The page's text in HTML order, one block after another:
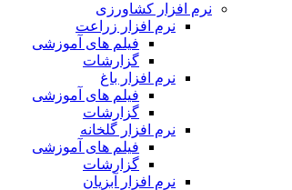
نرم افزار کشاورزی
نرم افزار زراعت
فیلم های آموزشی
گزارشات
نرم افزار باغ
فیلم های آموزشی
گزارشات
نرم افزار گلخانه
فیلم های آموزشی
گزارشات
نرم افزار آبزیان